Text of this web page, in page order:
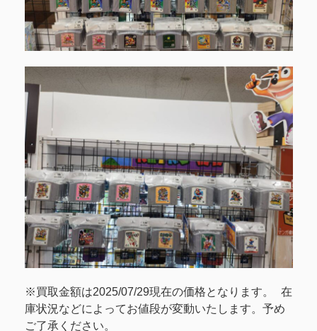
※買取金額は2025/07/29現在の価格となります。 在
庫状況などによってお値段が変動いたします。予め
ご了承ください。